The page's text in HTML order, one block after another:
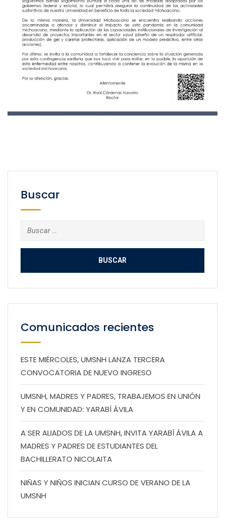
Buscar
Buscar:
Comunicados recientes
ESTE MIÉRCOLES, UMSNH LANZA TERCERA
CONVOCATORIA DE NUEVO INGRESO
UMSNH, MADRES Y PADRES, TRABAJEMOS EN UNIÓN
Y EN COMUNIDAD: YARABÍ ÁVILA
A SER ALIADOS DE LA UMSNH, INVITA YARABÍ ÁVILA A
MADRES Y PADRES DE ESTUDIANTES DEL
BACHILLERATO NICOLAITA
NIÑAS Y NIÑOS INICIAN CURSO DE VERANO DE LA
UMSNH